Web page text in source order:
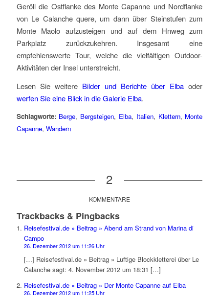
Geröll die Ostflanke des Monte Capanne und Nordflanke
von Le Calanche quere, um dann über Steinstufen zum
Monte Maolo aufzusteigen und auf dem Hnweg zum
Parkplatz zurückzukehren. Insgesamt eine
empfehlenswerte Tour, welche die vielfältigen Outdoor-
Aktivitäten der Insel unterstreicht.
Lesen Sie weitere Bilder und Berichte über Elba oder
werfen Sie eine Blick in die Galerie Elba.
Schlagworte: Berge, Bergsteigen, Elba, Italien, Klettern, Monte
Capanne, Wandern
2
KOMMENTARE
Trackbacks & Pingbacks
Reisefestival.de » Beitrag » Abend am Strand von Marina di
Campo
26. Dezember 2012 um 11:26 Uhr
[…] Reisefestival.de » Beitrag » Luftige Blockkletterei über Le
Calanche sagt: 4. November 2012 um 18:31 […]
Reisefestival.de » Beitrag » Der Monte Capanne auf Elba
26. Dezember 2012 um 11:25 Uhr